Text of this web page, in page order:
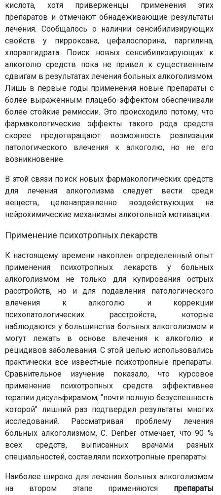
кислота, хотя приверженцы применения этих
препаратов и отмечают обнадеживающие результаты
лечения. Сообщалось о наличии сенсибилизирующих
свойств у пирроксана, цефалоспорина, паргилина,
хлоралгидрата. Поиск новых сенсибилизирующих к
алкоголю средств пока не привел к существенным
сдвигам в результатах лечения больных алкоголизмом.
Лишь в первые годы применения новые препараты с
более выраженным плацебо-эффектом обеспечивали
более стойкие ремиссии. Это происходило потому, что
фармакологические эффекты такого рода средств
скорее предотвращают возможность реализации
патологического влечения к алкоголю, но не его
возникновение.
В этой связи поиск новых фармакологических средств
для лечения алкоголизма следует вести среди
веществ, целенаправленно воздействующих на
нейрохимические механизмы алкогольной мотивации.
Применение психотропных лекарств
К настоящему времени накоплен определенный опыт
применения психотропных лекарств у больных
алкоголизмом не только для купирования острых
расстройств, но и для подавления патологического
влечения к алкоголю и коррекции
психопатологических расстройств, которые
наблюдаются у большинства больных алкоголизмом и
могут лежать в основе влечения к алкоголю и
рецидивов заболевания. С этой целью использовались
практически все известные психотропные препараты.
Сравнительное изучение показало, что курсовое
применение психотропных средств эффективнее
терапии дисульфирамом, "почти полную безуспешность
которой" лишний раз подтвердил результаты многих
исследований. Рассматривая проблему лечения
больных алкоголизмом, C. Denber отмечает, что 90 %
всех средств, выписанных врачами разных
специальностей, составляли психотропные препараты.
Наиболее широко для лечения больных алкоголизмом
на втором этапе применяются препараты